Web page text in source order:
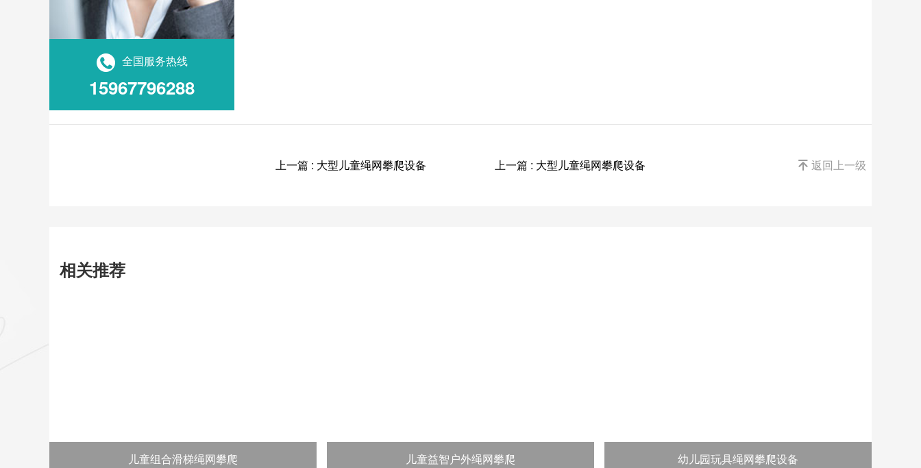
全国服务热线
15967796288
上一篇 : 大型儿童绳网攀爬设备 上一篇 : 大型儿童绳网攀爬设备  返回上一级
相关推荐
儿童组合滑梯绳网攀爬 儿童益智户外绳网攀爬 幼儿园玩具绳网攀爬设备